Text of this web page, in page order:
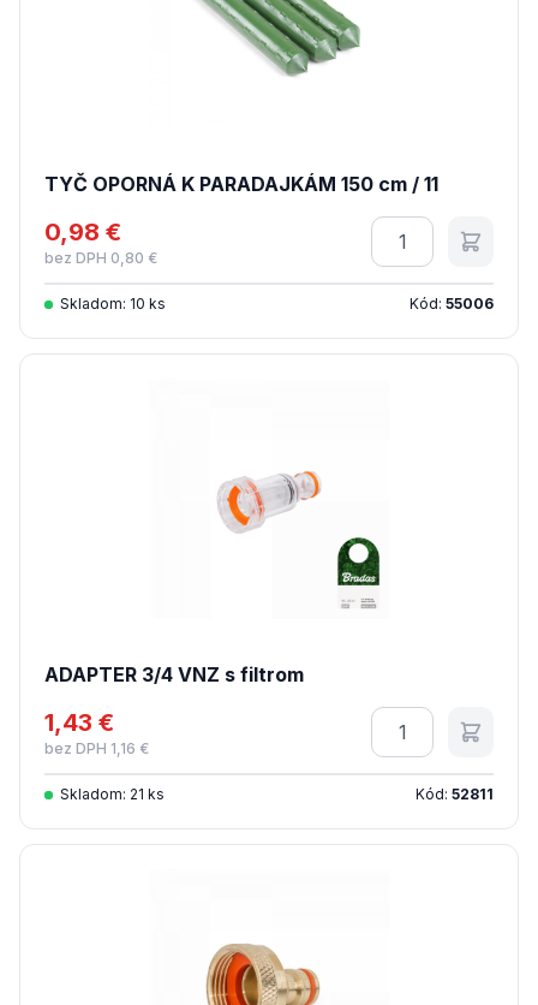
TYČ OPORNÁ K PARADAJKÁM 150 cm / 11
0,98 €
bez DPH 0,80 €
Množstvo
Skladom: 10 ks Kód: 55006
ADAPTER 3/4 VNZ s filtrom
1,43 €
bez DPH 1,16 €
Množstvo
Skladom: 21 ks Kód: 52811